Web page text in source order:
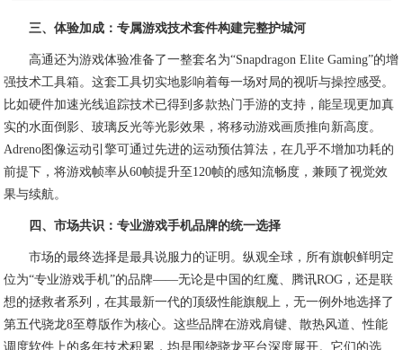
三、体验加成：专属游戏技术套件构建完整护城河
高通还为游戏体验准备了一整套名为“Snapdragon Elite Gaming”的增
强技术工具箱。这套工具切实地影响着每一场对局的视听与操控感受。
比如硬件加速光线追踪技术已得到多款热门手游的支持，能呈现更加真
实的水面倒影、玻璃反光等光影效果，将移动游戏画质推向新高度。
Adreno图像运动引擎可通过先进的运动预估算法，在几乎不增加功耗的
前提下，将游戏帧率从60帧提升至120帧的感知流畅度，兼顾了视觉效
果与续航。
四、市场共识：专业游戏手机品牌的统一选择
市场的最终选择是最具说服力的证明。纵观全球，所有旗帜鲜明定
位为“专业游戏手机”的品牌——无论是中国的红魔、腾讯ROG，还是联
想的拯救者系列，在其最新一代的顶级性能旗舰上，无一例外地选择了
第五代骁龙8至尊版作为核心。这些品牌在游戏肩键、散热风道、性能
调度软件上的多年技术积累，均是围绕骁龙平台深度展开。它们的选